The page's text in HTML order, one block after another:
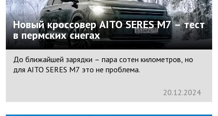
Новый кроссовер AITO SERES M7 – тест
в пермских снегах
До ближайшей зарядки – пара сотен километров, но
для AITO SERES M7 это не проблема.
20.12.2024